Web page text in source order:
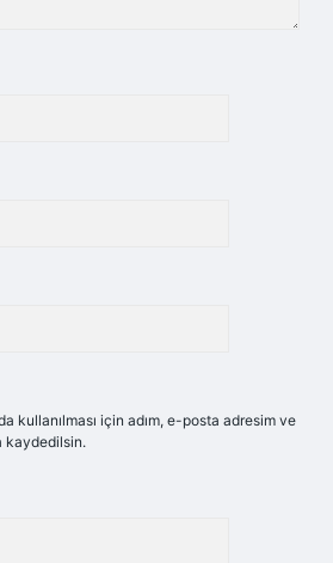
kullanılması için adım, e-posta adresim ve
kaydedilsin.